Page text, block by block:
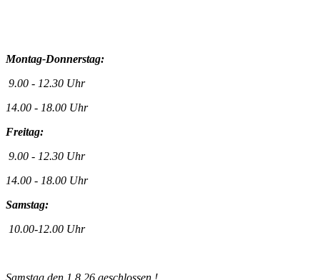
Montag-Donnerstag:
9.00 - 12.30 Uhr
14.00 - 18.00 Uhr
Freitag:
9.00 - 12.30 Uhr
14.00 - 18.00 Uhr
Samstag:
10.00-12.00 Uhr
Samstag den 1.8.26 geschlossen !